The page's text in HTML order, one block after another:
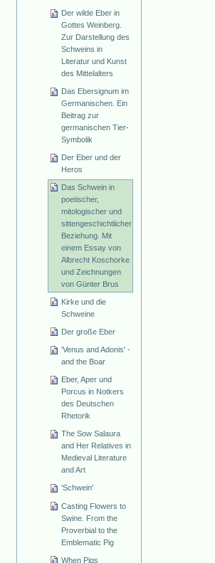
Der wilde Eber in
Gottes Weinberg.
Zur Darstellung des
Schweins in
Literatur und Kunst
des Mittelalters
Das Ebersignum im
Germanischen. Ein
Beitrag zur
germanischen Tier-
Symbolik
Der Eber und der
Heros
Das Schwein in
poetischer,
mitologischer und
sittengeschichtlicher
Beziehung. Mit
einem Essay von
Albrecht Koschorke
und Zeichnungen
von Günter Brus
Kirke und die
Schweine
Der große Eber
'Venus and Adonis' -
and the Boar
Eber, Aper und
Porcus in Notkers
des Deutschen
Rhetorik
The Sow Salaura
and Her Relatives in
Medieval Literature
and Art
'Schwein'
Casting Flowers to
Swine. From the
Proverbial to the
Emblematic Pig
When Pigs